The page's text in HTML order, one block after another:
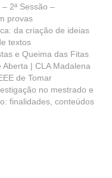
2ª Sessão –
provas
da criação de ideias
textos
e Queima das Fitas
| CLA Madalena
de Tomar
no mestrado e
finalidades, conteúdos